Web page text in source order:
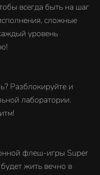
всегда быть на шаг
сложные
уровень
Разблокируйте и
лаборатории.
флеш-игры Super
жить вечно в